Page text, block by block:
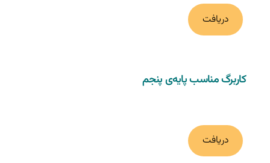
دریافت
کاربرگ مناسب پایه‌ی پنجم
دریافت